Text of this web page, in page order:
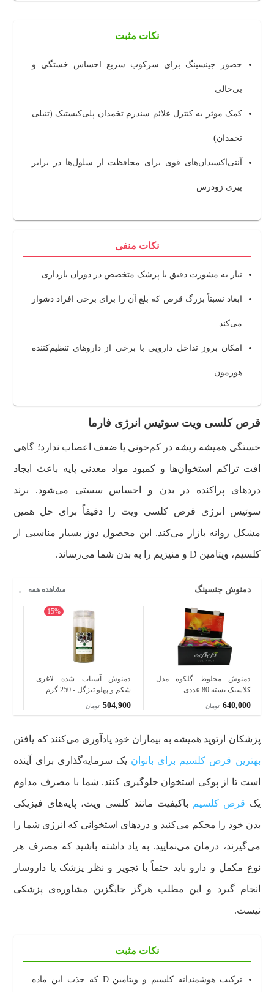
نکات مثبت
حضور جینسینگ برای سرکوب سریع احساس خستگی و
بی‌حالی
کمک موثر به کنترل علائم سندرم تخمدان پلی‌کیستیک (تنبلی
تخمدان)
آنتی‌اکسیدان‌های قوی برای محافظت از سلول‌ها در برابر
پیری زودرس
نکات منفی
نیاز به مشورت دقیق با پزشک متخصص در دوران بارداری
ابعاد نسبتاً بزرگ قرص که بلع آن را برای برخی افراد دشوار
می‌کند
امکان بروز تداخل دارویی با برخی از داروهای تنظیم‌کننده
هورمون
قرص کلسی ویت سوئیس انرژی فارما
خستگی همیشه ریشه در کم‌خونی یا ضعف اعصاب ندارد؛ گاهی
افت تراکم استخوان‌ها و کمبود مواد معدنی پایه باعث ایجاد
دردهای پراکنده در بدن و احساس سستی می‌شود. برند
سوئیس انرژی قرص کلسی ویت را دقیقاً برای حل همین
مشکل روانه بازار می‌کند. این محصول دوز بسیار مناسبی از
کلسیم، ویتامین D و منیزیم را به بدن شما می‌رساند.
دمنوش جنسینگ مشاهده همه
دمنوش مخلوط گلکوه مدل
کلاسیک بسته 80 عددی
640,000 تومان
15%
دمنوش آسیاب شده لاغری
شکم و پهلو تیزگل - 250 گرم
504,900 تومان
پزشکان ارتوپد همیشه به بیماران خود یادآوری می‌کنند که یافتن
بهترین قرص کلسیم برای بانوان یک سرمایه‌گذاری برای آینده
است تا از پوکی استخوان جلوگیری کنند. شما با مصرف مداوم
یک قرص کلسیم باکیفیت مانند کلسی ویت، پایه‌های فیزیکی
بدن خود را محکم می‌کنید و دردهای استخوانی که انرژی شما را
می‌گیرند، درمان می‌نمایید. به یاد داشته باشید که مصرف هر
نوع مکمل و دارو باید حتماً با تجویز و نظر پزشک یا داروساز
انجام گیرد و این مطلب هرگز جایگزین مشاوره‌ی پزشکی
نیست.
نکات مثبت
ترکیب هوشمندانه کلسیم و ویتامین D که جذب این ماده